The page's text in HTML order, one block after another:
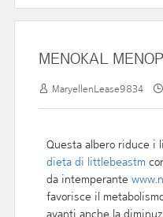
MaryellenLease9834
Questa albero riduce i
dieta di littlebeastm
da intemperante
favorisce il
avanti anche la